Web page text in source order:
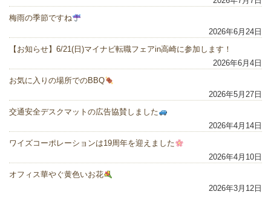
梅雨の季節ですね
2026年6月24日
【お知らせ】6/21(日)マイナビ転職フェアin高崎に参加します！
2026年6月4日
お気に入りの場所でのBBQ
2026年5月27日
交通安全デスクマットの広告協賛しました
2026年4月14日
ワイズコーポレーションは19周年を迎えました
2026年4月10日
オフィス華やぐ黄色いお花
2026年3月12日